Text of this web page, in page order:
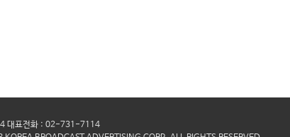
대표전화 : 02-731-7114